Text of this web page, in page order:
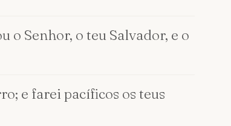
o Senhor, o teu Salvador, e o
e farei pacíficos os teus